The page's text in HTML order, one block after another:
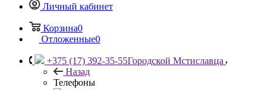
Личный кабинет
Корзина0
Отложенные0
+375 (17) 392-35-55Городской Мстиславца
Назад
Телефоны